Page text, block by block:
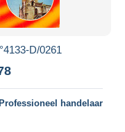
D/0261
Professioneel handelaar